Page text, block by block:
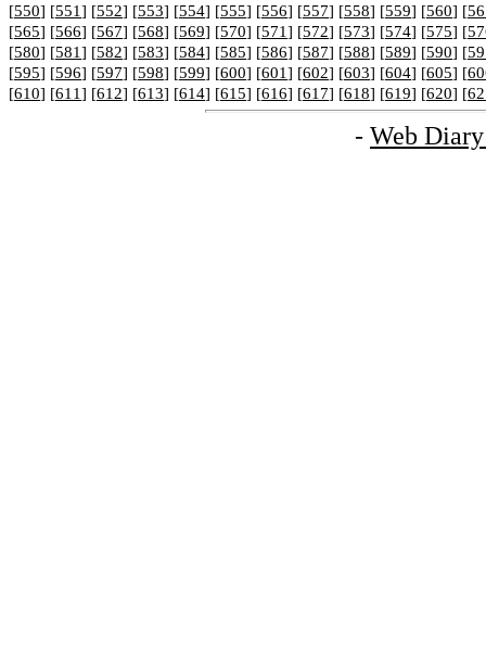
[550] [551] [552] [553] [554] [555] [556] [557] [558] [559] [560] [
[565] [566] [567] [568] [569] [570] [571] [572] [573] [574] [575] [
[580] [581] [582] [583] [584] [585] [586] [587] [588] [589] [590] [
[595] [596] [597] [598] [599] [600] [601] [602] [603] [604] [605] [
[610] [611] [612] [613] [614] [615] [616] [617] [618] [619] [620] [
- Web